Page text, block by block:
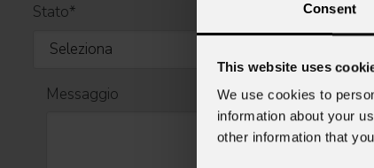
Consent
This website uses
We use cookies to
information about your
other information that
Stato*
Messaggio